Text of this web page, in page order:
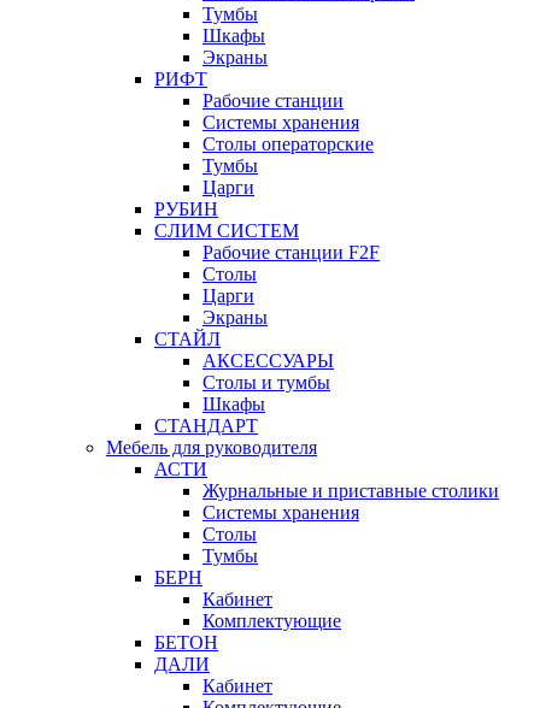
Тумбы
Шкафы
Экраны
РИФТ
Рабочие станции
Системы хранения
Столы операторские
Тумбы
Царги
РУБИН
СЛИМ СИСТЕМ
Рабочие станции F2F
Столы
Царги
Экраны
СТАЙЛ
АКСЕССУАРЫ
Столы и тумбы
Шкафы
СТАНДАРТ
Мебель для руководителя
АСТИ
Журнальные и приставные столики
Системы хранения
Столы
Тумбы
БЕРН
Кабинет
Комплектующие
БЕТОН
ДАЛИ
Кабинет